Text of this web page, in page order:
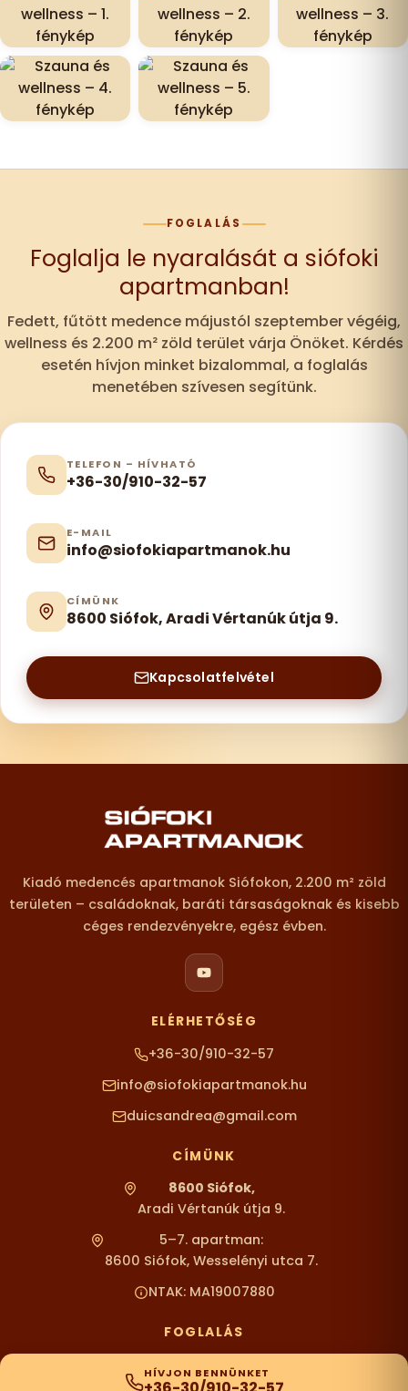
FOGLALÁS
Foglalja le nyaralását a siófoki
apartmanban!
Fedett, fűtött medence májustól szeptember végéig,
wellness és 2.200 m² zöld terület várja Önöket. Kérdés
esetén hívjon minket bizalommal, a foglalás
menetében szívesen segítünk.
TELEFON – HÍVHATÓ
+36-30/910-32-57
E-MAIL
info@siofokiapartmanok.hu
CÍMÜNK
8600 Siófok, Aradi Vértanúk útja 9.
Kapcsolatfelvétel
Lábléc – elérhetőségek
Kiadó medencés apartmanok Siófokon, 2.200 m² zöld
területen – családoknak, baráti társaságoknak és kisebb
céges rendezvényekre, egész évben.
ELÉRHETŐSÉG
+36-30/910-32-57
info@siofokiapartmanok.hu
duicsandrea@gmail.com
CÍMÜNK
8600 Siófok,
Aradi Vértanúk útja 9.
5–7. apartman:
8600 Siófok, Wesselényi utca 7.
NTAK: MA19007880
FOGLALÁS
HÍVJON BENNÜNKET